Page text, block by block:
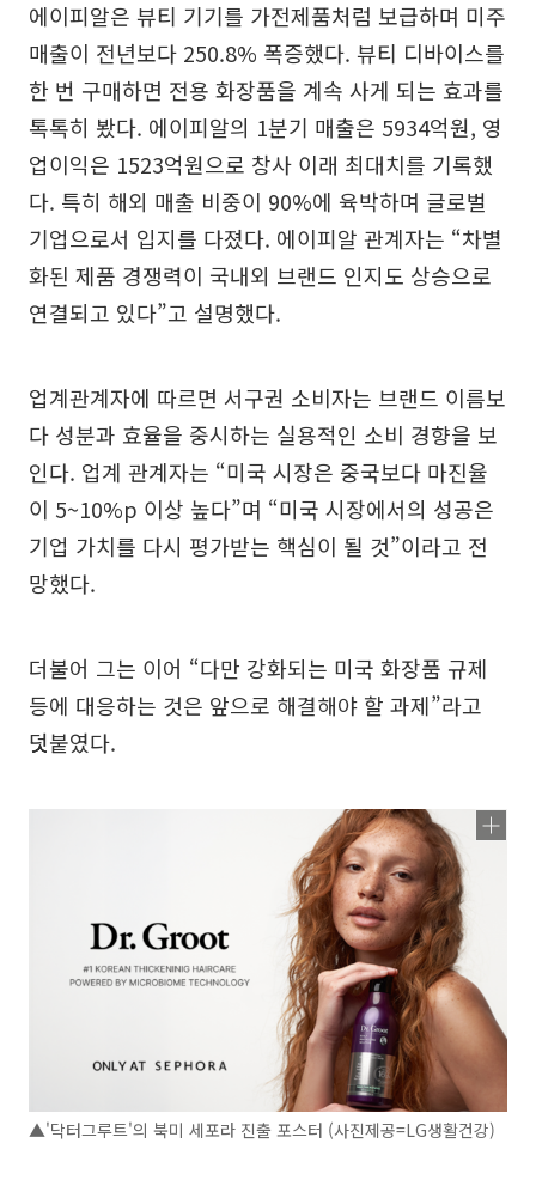
에이피알은 뷰티 기기를 가전제품처럼 보급하며 미주
매출이 전년보다 250.8% 폭증했다. 뷰티 디바이스를
한 번 구매하면 전용 화장품을 계속 사게 되는 효과를
톡톡히 봤다. 에이피알의 1분기 매출은 5934억원, 영
업이익은 1523억원으로 창사 이래 최대치를 기록했
다. 특히 해외 매출 비중이 90%에 육박하며 글로벌
기업으로서 입지를 다졌다. 에이피알 관계자는 “차별
화된 제품 경쟁력이 국내외 브랜드 인지도 상승으로
연결되고 있다”고 설명했다.
업계관계자에 따르면 서구권 소비자는 브랜드 이름보
다 성분과 효율을 중시하는 실용적인 소비 경향을 보
인다. 업계 관계자는 “미국 시장은 중국보다 마진율
이 5~10%p 이상 높다”며 “미국 시장에서의 성공은
기업 가치를 다시 평가받는 핵심이 될 것”이라고 전
망했다.
더불어 그는 이어 “다만 강화되는 미국 화장품 규제
등에 대응하는 것은 앞으로 해결해야 할 과제”라고
덧붙였다.
▲'닥터그루트'의 북미 세포라 진출 포스터 (사진제공=LG생활건강)